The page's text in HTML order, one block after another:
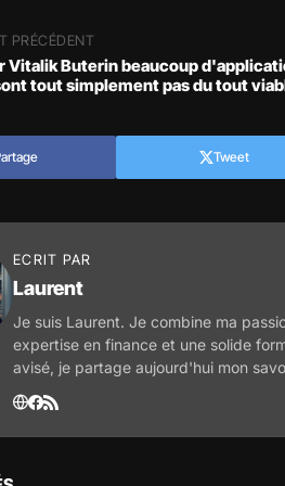
PRÉCÉDENT
Vitalik Buterin beaucoup
tout simplement pas du tout
Tweet
ECRIT PAR
Laurent
Je suis Laurent. Je combine ma
expertise en finance et une solide
avisé, je partage aujourd'hui mon